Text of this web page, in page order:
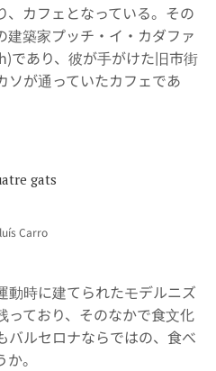
、カフェとなっている。その
築家プッチ・イ・カダファ
であり、彼が手がけた旧市街
ソが通っていたカフェであ
Carro
動時に建てられたモデルニズ
っており、そのなかで食文化
バルセロナならではの、食べ
。